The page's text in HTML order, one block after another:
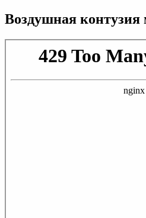
Воздушная контузия